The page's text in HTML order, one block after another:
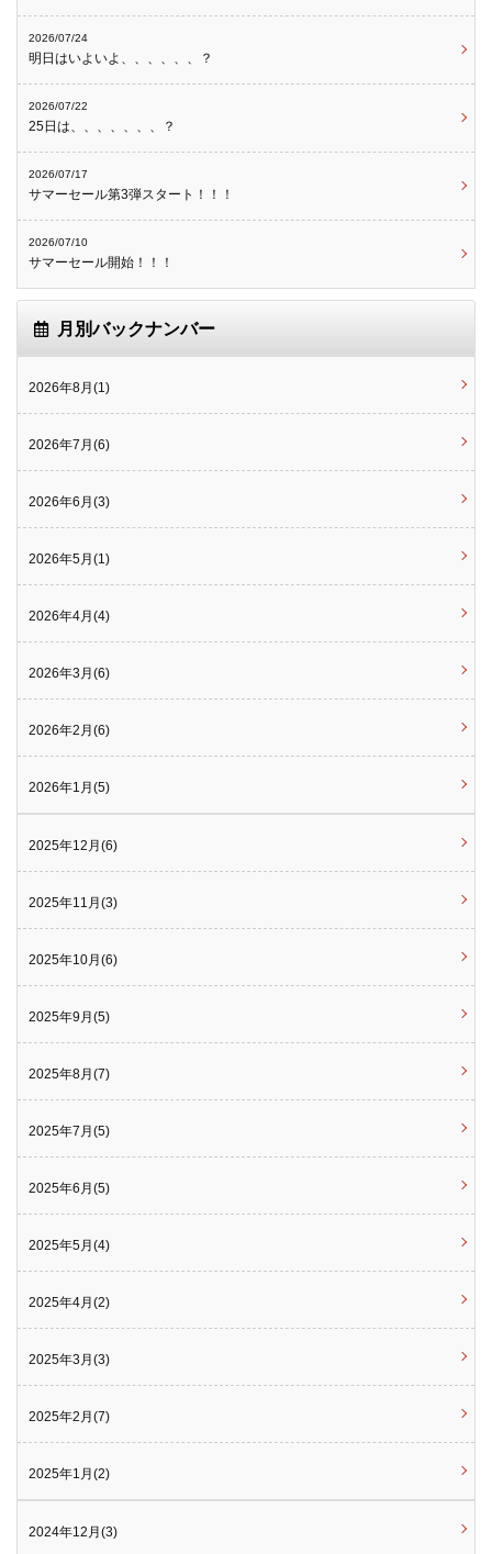
2026/07/24
明日はいよいよ、、、、、、？
2026/07/22
25日は、、、、、、、？
2026/07/17
サマーセール第3弾スタート！！！
2026/07/10
サマーセール開始！！！
月別バックナンバー
2026年8月(1)
2026年7月(6)
2026年6月(3)
2026年5月(1)
2026年4月(4)
2026年3月(6)
2026年2月(6)
2026年1月(5)
2025年12月(6)
2025年11月(3)
2025年10月(6)
2025年9月(5)
2025年8月(7)
2025年7月(5)
2025年6月(5)
2025年5月(4)
2025年4月(2)
2025年3月(3)
2025年2月(7)
2025年1月(2)
2024年12月(3)